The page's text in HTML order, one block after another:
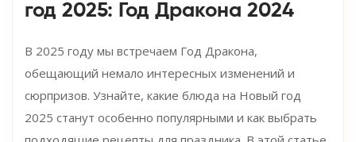
год 2025: Год Дракона 2024
В 2025 году мы встречаем Год Дракона,
обещающий немало интересных изменений и
сюрпризов. Узнайте, какие блюда на Новый год
2025 станут особенно популярными и как выбрать